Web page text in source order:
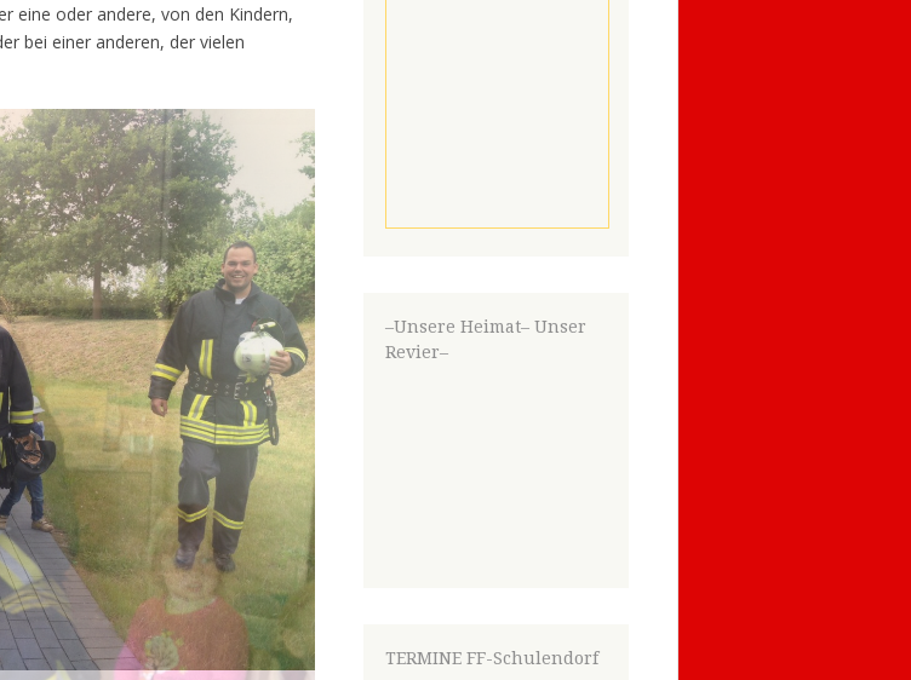
eine oder andere, von den Kindern,
bei einer anderen, der vielen
–Unsere Heimat– Unser
Revier–
TERMINE FF-Schulendorf